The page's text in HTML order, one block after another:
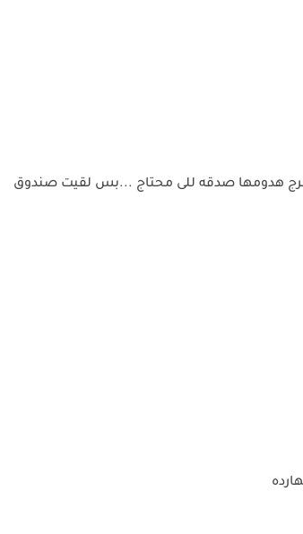
هدومها صدقه للى محتاج ...بس لقيت صندوق